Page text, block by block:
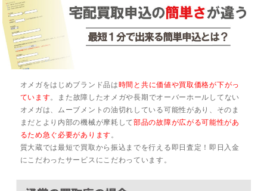
オメガをはじめブランド品は時間と共に価値や買取価格が下がっ
ています。また故障したオメガや長期でオーバーホールしてない
オメガは、ムーブメントの油切れしている可能性があり、そのま
まだとより内部の機械が摩耗して部品の故障が広がる可能性があ
るため急ぐ必要があります 。
質大蔵では最短で買取から振込までを行える即日査定！即日入金
にこだわったサービスにこだわっています。